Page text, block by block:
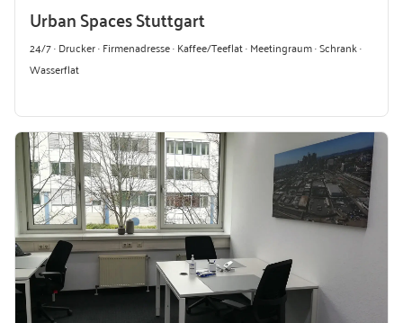
Urban Spaces Stuttgart
24/7 · Drucker · Firmenadresse · Kaffee/Teeflat · Meetingraum · Schrank ·
Wasserflat